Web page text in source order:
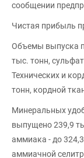
сообщении
Чистая прибыль
Объемы выпуска
тыс. тонн,
Технических и
тонн, кордной
Минеральных
выпущено 239,9
аммиака - до
аммиачной